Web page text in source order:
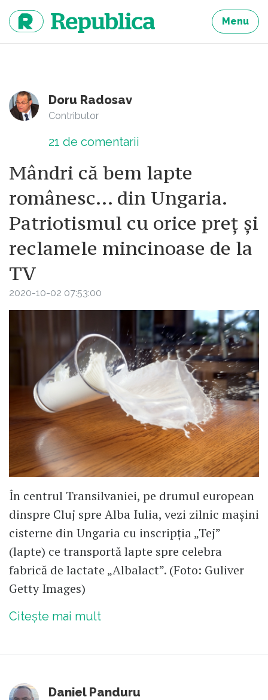
continut
Menu
Doru Radosav
Contributor
21 de comentarii
Mândri că bem lapte
românesc… din Ungaria.
Patriotismul cu orice preț și
reclamele mincinoase de la
TV
2020-10-02 07:53:00
În centrul Transilvaniei, pe drumul european
dinspre Cluj spre Alba Iulia, vezi zilnic mașini
cisterne din Ungaria cu inscripția „Tej”
(lapte) ce transportă lapte spre celebra
fabrică de lactate „Albalact”. (Foto: Guliver
Getty Images)
Citește mai mult
Daniel Panduru